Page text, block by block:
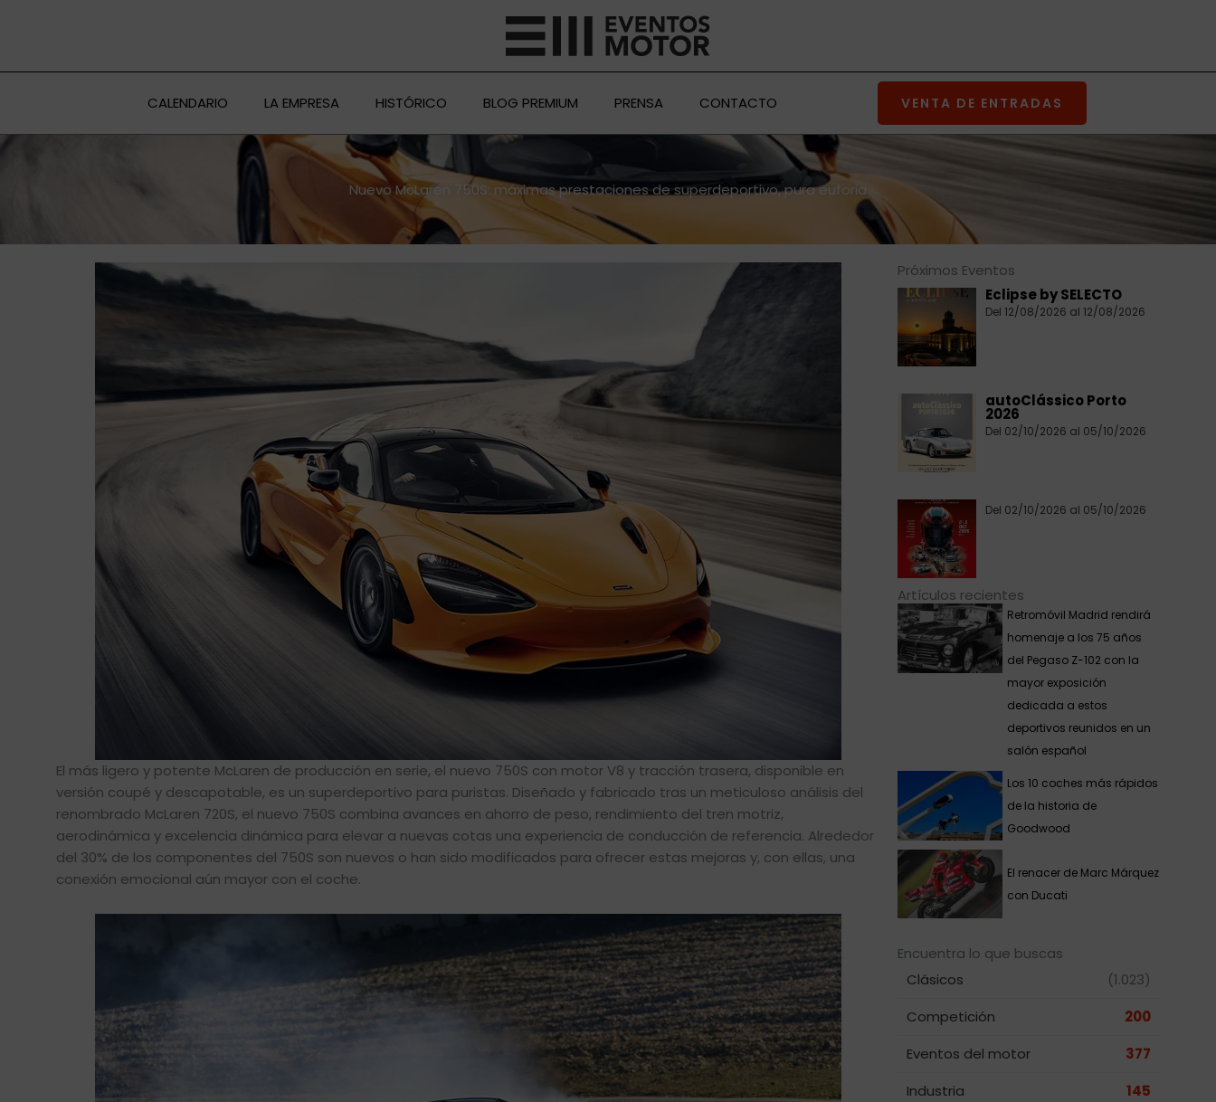
CALENDARIO LA EMPRESA HISTÓRICO BLOG PREMIUM PRENSA CONTACTO VENTA DE ENTRADAS
Nuevo McLaren 750S: máximas prestaciones de superdeportivo, pura euforia
El más ligero y potente McLaren de producción en serie, el nuevo 750S con motor V8 y tracción trasera, disponible en
versión coupé y descapotable, es un superdeportivo para puristas. Diseñado y fabricado tras un meticuloso análisis del
renombrado McLaren 720S, el nuevo 750S combina avances en ahorro de peso, rendimiento del tren motriz,
aerodinámica y excelencia dinámica para elevar a nuevas cotas una experiencia de conducción de referencia. Alrededor
del 30% de los componentes del 750S son nuevos o han sido modificados para ofrecer estas mejoras y, con ellas, una
conexión emocional aún mayor con el coche.
Próximos Eventos
Eclipse by SELECTO
Del 12/08/2026 al 12/08/2026
autoClássico Porto
2026
Del 02/10/2026 al 05/10/2026
Del 02/10/2026 al 05/10/2026
Artículos recientes
Retromóvil Madrid rendirá
homenaje a los 75 años
del Pegaso Z-102 con la
mayor exposición
dedicada a estos
deportivos reunidos en un
salón español
Los 10 coches más rápidos
de la historia de
Goodwood
El renacer de Marc Márquez
con Ducati
Encuentra lo que buscas
Clásicos
(1.023)
Competición
200
Eventos del motor
377
Industria
145